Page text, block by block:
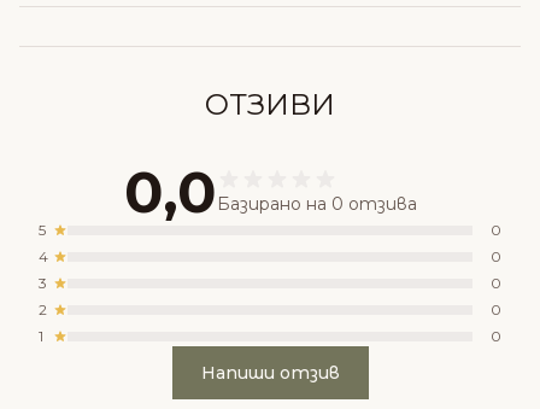
ОТЗИВИ
0,0 Базирано на 0 отзива
5
0
4
0
3
0
2
0
1
0
Напиши отзив